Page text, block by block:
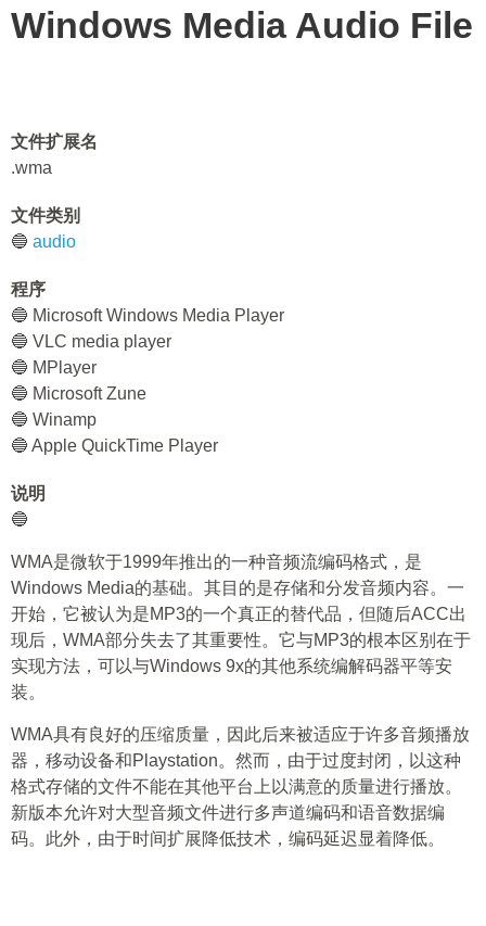
Windows Media Audio File
文件扩展名
.wma
文件类别
🔵 audio
程序
🔵 Microsoft Windows Media Player
🔵 VLC media player
🔵 MPlayer
🔵 Microsoft Zune
🔵 Winamp
🔵 Apple QuickTime Player
说明
🔵
WMA是微软于1999年推出的一种音频流编码格式，是
Windows Media的基础。其目的是存储和分发音频内容。一
开始，它被认为是MP3的一个真正的替代品，但随后ACC出
现后，WMA部分失去了其重要性。它与MP3的根本区别在于
实现方法，可以与Windows 9x的其他系统编解码器平等安
装。
WMA具有良好的压缩质量，因此后来被适应于许多音频播放
器，移动设备和Playstation。然而，由于过度封闭，以这种
格式存储的文件不能在其他平台上以满意的质量进行播放。
新版本允许对大型音频文件进行多声道编码和语音数据编
码。此外，由于时间扩展降低技术，编码延迟显着降低。